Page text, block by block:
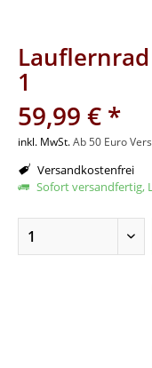
1
59,99 € *
inkl. MwSt.Ab 50 Euro
Versandkostenfrei
Sofort versandfertig,